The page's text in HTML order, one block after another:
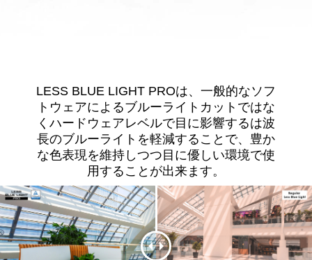
LESS BLUE LIGHT PROは、一般的なソフ
トウェアによるブルーライトカットではな
くハードウェアレベルで目に影響するは波
長のブルーライトを軽減することで、豊か
な色表現を維持しつつ目に優しい環境で使
用することが出来ます。